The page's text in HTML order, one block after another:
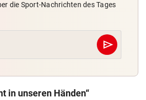
die Sport-Nachrichten des Tages
send
Abschicken
in unseren Händen“